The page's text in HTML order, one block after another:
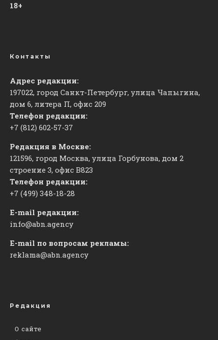
18+
Контакты
Адрес редакции:
197022, город Санкт-Петербург, улица Чапыгина,
дом 6, литера П, офис 209
Телефон редакции:
+7 (812) 602-57-37
Редакция в Москве:
121596, город Москва, улица Горбунова, дом 2
строение 3, офис ​В823
Телефон редакции:
+7 (499) 348-18-28
E-mail редакции:
info@abn.agency
E-mail по вопросам рекламы:
reklama@abn.agency
Редакция
О сайте